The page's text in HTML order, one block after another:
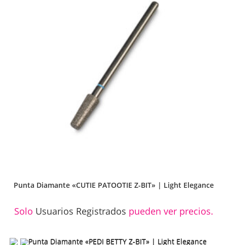
Punta Diamante «CUTIE PATOOTIE Z-BIT» | Light Elegance
Solo Usuarios Registrados pueden ver precios.